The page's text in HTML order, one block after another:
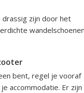
drassig zijn door het
bent, regel je vooraf
accommodatie. Er zijn